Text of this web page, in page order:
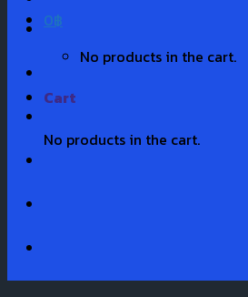
0฿
No products in the cart.
Cart
No products in the cart.